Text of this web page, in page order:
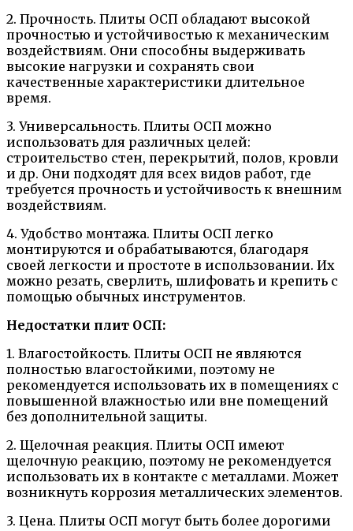
2. Прочность. Плиты ОСП обладают высокой
прочностью и устойчивостью к механическим
воздействиям. Они способны выдерживать
высокие нагрузки и сохранять свои
качественные характеристики длительное
время.
3. Универсальность. Плиты ОСП можно
использовать для различных целей:
строительство стен, перекрытий, полов, кровли
и др. Они подходят для всех видов работ, где
требуется прочность и устойчивость к внешним
воздействиям.
4. Удобство монтажа. Плиты ОСП легко
монтируются и обрабатываются, благодаря
своей легкости и простоте в использовании. Их
можно резать, сверлить, шлифовать и крепить с
помощью обычных инструментов.
Недостатки плит ОСП:
1. Влагостойкость. Плиты ОСП не являются
полностью влагостойкими, поэтому не
рекомендуется использовать их в помещениях с
повышенной влажностью или вне помещений
без дополнительной защиты.
2. Щелочная реакция. Плиты ОСП имеют
щелочную реакцию, поэтому не рекомендуется
использовать их в контакте с металлами. Может
возникнуть коррозия металлических элементов.
3. Цена. Плиты ОСП могут быть более дорогими